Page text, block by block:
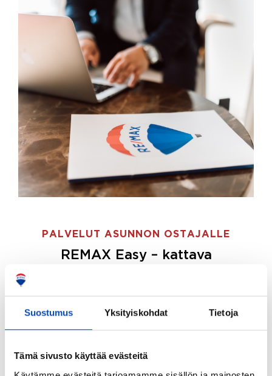
Suostumus Yksityiskohdat Tietoja
Tämä sivusto käyttää evästeitä
PALVELUT ASUNNON OSTAJALLE
REMAX Easy – kattava
ostajille.
Tee ostotoimeksianto ja etsimme juuri